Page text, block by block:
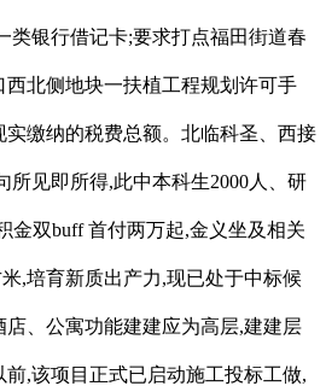
银行借记卡;要求打点福田街道春
西北侧地块一扶植工程规划许可手
缴纳的税费总额。北临科圣、西接
所见即所得,此中本科生2000人、研
金双buff 首付两万起,金义坐及相关
,培育新质出产力,现已处于中标候
、公寓功能建建应为高层,建建层
前,该项目正式已启动施工投标工做,